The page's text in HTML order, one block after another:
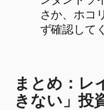
さか、ホコ
ず確認して
まとめ：レ
きない」投